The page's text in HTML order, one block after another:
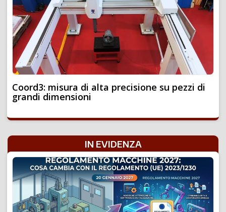
Coord3: misura di alta precisione su pezzi di
grandi dimensioni
IN EVIDENZA